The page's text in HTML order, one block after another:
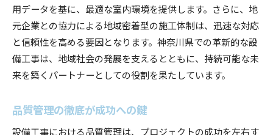
用データを基に、最適な室内環境を提供します。さらに、地
元企業との協力による地域密着型の施工体制は、迅速な対応
と信頼性を高める要因となります。神奈川県での革新的な設
備工事は、地域社会の発展を支えるとともに、持続可能な未
来を築くパートナーとしての役割を果たしています。
品質管理の徹底が成功への鍵
設備工事における品質管理は、プロジェクトの成功を左右す